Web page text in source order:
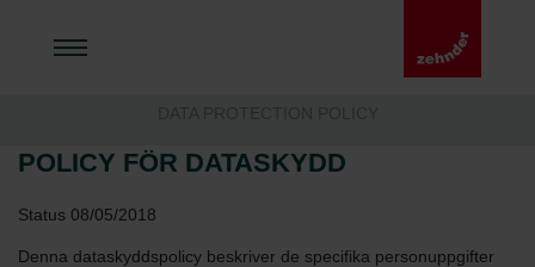
DATA PROTECTION POLICY
POLICY FÖR DATASKYDD
Status 08/05/2018
Denna dataskyddspolicy beskriver de specifika personuppgifter